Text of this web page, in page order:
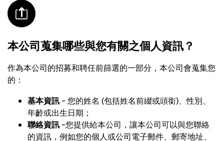
本公司蒐集哪些與您有關之個人資訊？
作為本公司的招募和聘任前篩選的一部分，本公司會蒐集您
的：
基本資訊 – 您的姓名 (包括姓名前綴或頭銜)、性別、
年齡或出生日期；
聯絡資訊 –您提供給本公司，讓本公司可以與您聯絡
的資訊，例如您的個人或公司電子郵件、郵寄地址、